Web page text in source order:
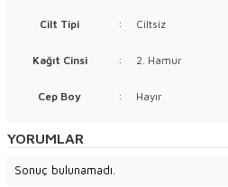
Cilt Tipi : Ciltsiz
Kağıt Cinsi : 2. Hamur
Cep Boy : Hayır
YORUMLAR
Sonuç bulunamadı.